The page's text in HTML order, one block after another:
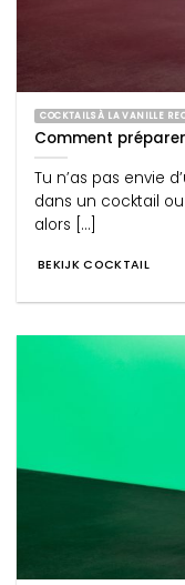
COCKTAILS À LA VANILLE
Comment
Tu n’as pas envie
dans un cocktail
alors [...]
BEKIJK COCKTAIL